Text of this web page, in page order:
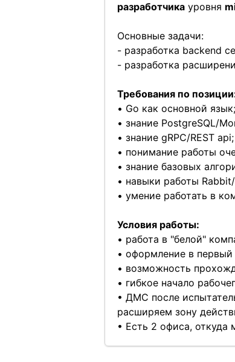
разработчикауровня
Основные задачи:
- разработка backend
- разработка
Требования по
• Go как основной язык;
• знание PostgreSQL/
• знание gRPC/REST api;
• понимание работы
• знание базовых
• навыки работы
• умение работать в
Условия работы:
• работа в "белой"
• оформление в первый
• возможность
• гибкое начало
• ДМС после
расширяем зону
• Есть 2 офиса,